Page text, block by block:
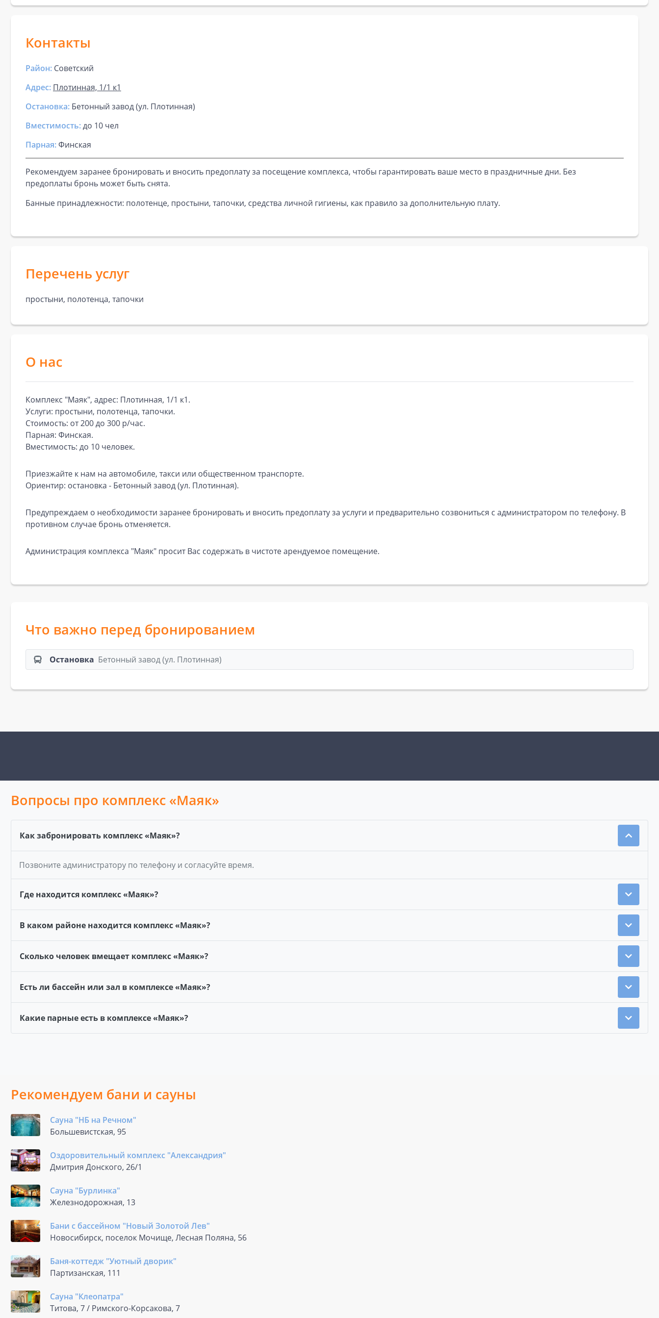
Контакты
Район: Советский
Адрес: Плотинная, 1/1 к1
Остановка: Бетонный завод (ул. Плотинная)
Вместимость:до 10 чел
Парная:Финская
Рекомендуем заранее бронировать и вносить предоплату за посещение комплекса, чтобы гарантировать ваше место в праздничные дни. Без
предоплаты бронь может быть снята.
Банные принадлежности: полотенце, простыни, тапочки, средства личной гигиены, как правило за дополнительную плату.
Перечень услуг
простыни, полотенца, тапочки
О нас
Комплекс "Маяк", адрес: Плотинная, 1/1 к1.
Услуги: простыни, полотенца, тапочки.
Стоимость: от 200 до 300 р/час.
Парная: Финская.
Вместимость: до 10 человек.
Приезжайте к нам на автомобиле, такси или общественном транспорте.
Ориентир: остановка - Бетонный завод (ул. Плотинная).
Предупреждаем о необходимости заранее бронировать и вносить предоплату за услуги и предварительно созвониться с администратором по телефону. В
противном случае бронь отменяется.
Администрация комплекса "Маяк" просит Вас содержать в чистоте арендуемое помещение.
Что важно перед бронированием
Остановка Бетонный завод (ул. Плотинная)
Вопросы про комплекс «Маяк»
Как забронировать комплекс «Маяк»?
Позвоните администратору по телефону и согласуйте время.
Где находится комплекс «Маяк»?
В каком районе находится комплекс «Маяк»?
Сколько человек вмещает комплекс «Маяк»?
Есть ли бассейн или зал в комплексе «Маяк»?
Какие парные есть в комплексе «Маяк»?
Рекомендуем бани и сауны
Сауна "НБ на Речном"
Большевистская, 95
Оздоровительный комплекс "Александрия"
Дмитрия Донского, 26/1
Сауна "Бурлинка"
Железнодорожная, 13
Бани с бассейном "Новый Золотой Лев"
Новосибирск, поселок Мочище, Лесная Поляна, 56
Баня-коттедж "Уютный дворик"
Партизанская, 111
Сауна "Клеопатра"
Титова, 7 / Римского-Корсакова, 7